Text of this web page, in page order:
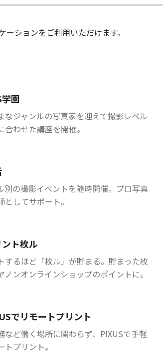
ションをご利用いただけます。
学園
なジャンルの写真家を迎えて撮影レベル
合わせた講座を開催。
別の撮影イベントを随時開催。プロ写真
としてサポート。
ト枚ル
するほど「枚ル」が貯まる。貯まった枚
ノンオンラインショップのポイントに。
でリモートプリント
など働く場所に関わらず、PIXUSで手軽
トプリント。